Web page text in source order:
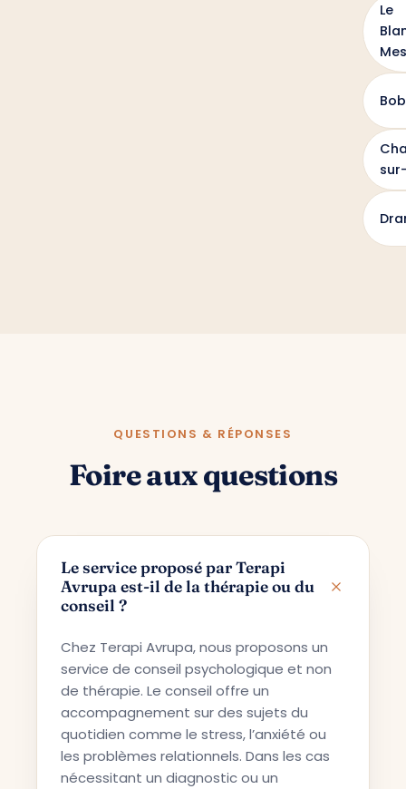
Le
QUESTIONS & RÉPONSES
Foire aux questions
Le service proposé par Terapi
Avrupa est-il de la thérapie ou du
conseil ?
Chez Terapi Avrupa, nous proposons un
service de conseil psychologique et non
de thérapie. Le conseil offre un
accompagnement sur des sujets du
quotidien comme le stress, l’anxiété ou
les problèmes relationnels. Dans les cas
nécessitant un diagnostic ou un